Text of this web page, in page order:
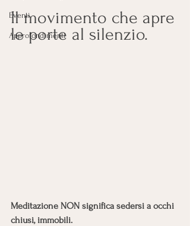
Eventi
Approfondimenti
Il movimento che apre
le porte al silenzio.
Meditazione NON significa sedersi a occhi
chiusi, immobili.